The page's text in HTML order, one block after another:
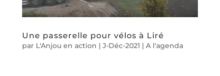
Une passerelle pour vélos à Liré
par L'Anjou en action | J-Déc-2021 | A l'agenda